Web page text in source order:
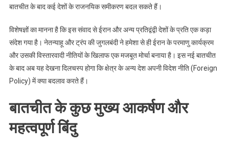
बातचीत के बाद कई देशों के राजनयिक समीकरण बदल सकते हैं।
विशेषज्ञों का मानना है कि इस संवाद से ईरान और अन्य प्रतिद्वंद्वी देशों के प्रति एक कड़ा
संदेश गया है। नेतन्याहू और ट्रंप की जुगलबंदी ने हमेशा से ही ईरान के परमाणु कार्यक्रम
और उसकी विस्तारवादी नीतियों के खिलाफ एक मजबूत मोर्चा बनाया है। इस नई बातचीत
के बाद अब यह देखना दिलचस्प होगा कि क्षेत्र के अन्य देश अपनी विदेश नीति (Foreign
Policy) में क्या बदलाव करते हैं।
बातचीत के कुछ मुख्य आकर्षण और
महत्वपूर्ण बिंदु